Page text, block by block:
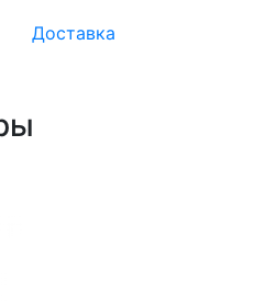
Доставка